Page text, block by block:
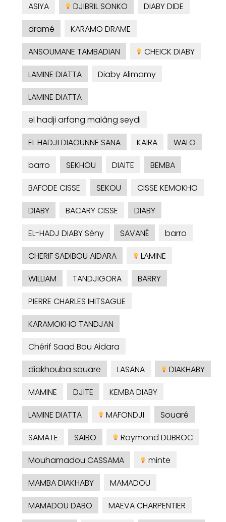
ASIYA
DJIBRIL SONKO
DIABY DIDE
dramé
KARAMO DRAME
ANSOUMANE TAMBADIAN
CHEICK DIABY
LAMINE DIATTA
Diaby Alimamy
LAMINE DIATTA
el hadji arfang malâng seydi
EL HADJI DIAOUNNE SANA
KAIRA
WALO
barro
SEKHOU DIAITE
BEMBA
BAFODE CISSE
SEKOU
CISSE KEMOKHO
DIABY
BACARY CISSE
DIABY
EL-HADJ DIABY Sény
SAVANÉ
barro
CHERIF SADIBOU AIDARA
LAMINE
WILLIAM
TANDJIGORA
BARRY
PIERRE CHARLES IHITSAGUE
KARAMOKHO TANDJAN
Chérif Saad Bou Aidara
diakhouba souare
LASANA
DIAKHABY
MAMINE
DJITE
KEMBA DIABY
LAMINE DIATTA
MAFONDJI
Souaré
SAMATE
SAIBO
Raymond DUBROC
Mouhamadou CASSAMA
minte
MAMBA DIAKHABY
MAMADOU
MAMADOU DABO
MAEVA CHARPENTIER